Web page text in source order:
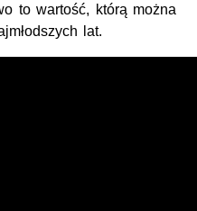
to wartość, którą można
lat.